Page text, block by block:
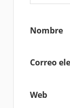
Nombre
Correo
Web